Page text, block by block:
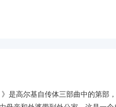
》是高尔基自传体三部曲中的第